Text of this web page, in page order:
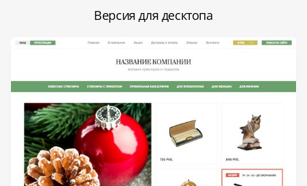
Версия для десктопа